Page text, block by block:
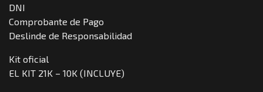
DNI
Comprobante de Pago
Deslinde de Responsabilidad
Kit oficial
EL KIT 21K – 10K (INCLUYE)